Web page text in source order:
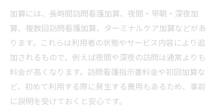
負担割合が異なる訪問看護ステーションの
特徴
保険ごとの訪問看護料金早見表の活用法
訪問看護ステーションの保険適用範囲を確
認
基本利用料や加算要素の仕組みを理解しよう
訪問看護ステーションの基本利用料とは何
加算には、長時間訪問看護加算、夜間・早朝・深夜加
算、複数回訪問看護加算、ターミナルケア加算などがあ
ります。これらは利用者の状態やサービス内容により追
加されるもので、例えば夜間や深夜の訪問は通常よりも
料金が高くなります。訪問看護指示書料金や初回加算な
ど、初めて利用する際に発生する費用もあるため、事前
に説明を受けておくと安心です。